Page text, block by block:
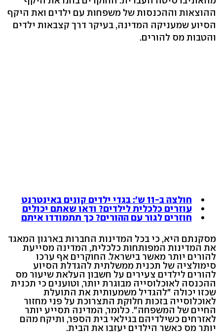
ההוצאות וההכנסות של משפחות עם ילדים ואת היקף
הסיוע שמעניקה המדינה, בעיקר דרך קצבאות ילדים
והטבות מס להורים.
חולצה ב-11 ש': בגדי ילדים קונים באינטרנט
עוזרים כלכלית לילדים? ודאו שאתם יכולים
חוזרים לגור עם ההורים? כך תתמודדו איתם
מסקנתם היא, כי בכל המדינות החברות בארגון המאגד
את המדינות המפותחות כלכלית, המדינה מסייעת
להורים יותר מאשר בישראל. החוקרים אף ערכו
סימולציה של תכנית ממשלתית להגדלת הסיוע
להורים לילדים צעירים על חשבון העלאת שיעור מס
ההכנסה לאוכלוסייה מבוגרת יותר, וטוענים כי תכנית
שכזו יכולה "להגדיל משמעותית את התועלת
לאוכלוסייה בזכות חלוקת התצרוכת על פני מחזור
החיים של המשפחה". כלומר, המדינה תסייע יותר
לאזרחים כשילדיהם בגילאי בית הספר, ותיקח מהם
יותר מס כאשר הילדים יעזבו את הבית.